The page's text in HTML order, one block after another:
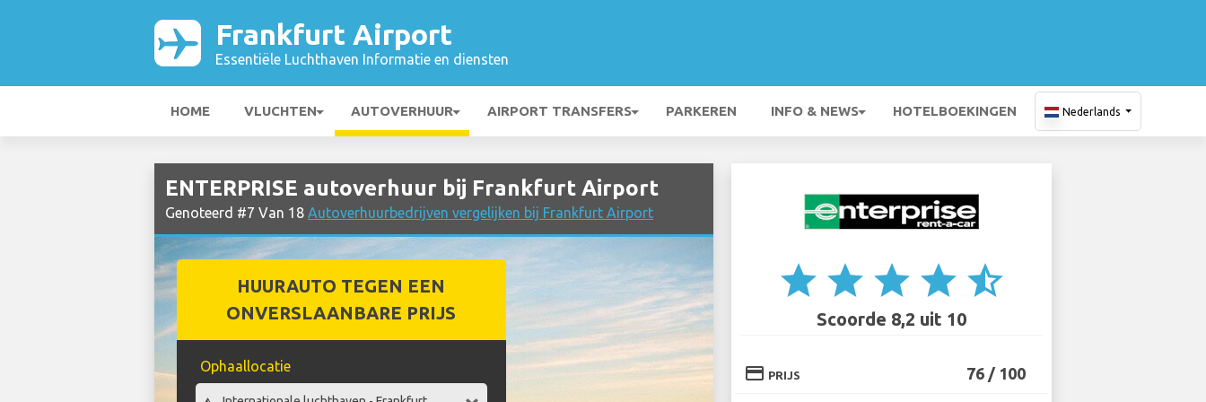
Frankfurt Airport
Essentiële Luchthaven Informatie en diensten
HOME VLUCHTEN AUTOVERHUUR AIRPORT TRANSFERS PARKEREN INFO & NEWS HOTELBOEKINGEN Nederlands
ENTERPRISE autoverhuur bij Frankfurt Airport
Genoteerd #7 Van 18 Autoverhuurbedrijven vergelijken bij Frankfurt Airport
HUURAUTO TEGEN EEN
ONVERSLAANBARE PRIJS
Ophaallocatie
star star star star star_half
Scoorde 8,2 uit 10
credit_card PRIJS 76 / 100